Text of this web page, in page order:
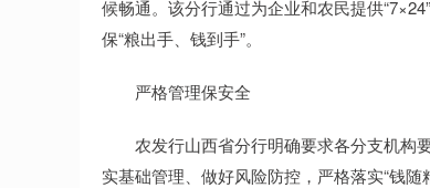
候畅通。该分行通过为企业和农民提供
保“粮出手、钱到手”。
严格管理保安全
农发行山西省分行明确要求各分支机构要
实基础管理、做好风险防控，严格落实“钱